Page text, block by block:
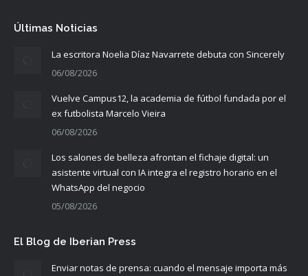
Últimas Noticias
La escritora Noelia Díaz Navarrete debuta con Sincerely
06/08/2026
Vuelve Campus12, la academia de fútbol fundada por el
ex futbolista Marcelo Vieira
06/08/2026
Los salones de belleza afrontan el fichaje digital: un
asistente virtual con IA integra el registro horario en el
WhatsApp del negocio
05/08/2026
El Blog de Iberian Press
Enviar notas de prensa: cuando el mensaje importa más